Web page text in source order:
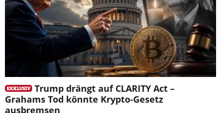
Trump drängt auf CLARITY Act –
Grahams Tod könnte Krypto-Gesetz
ausbremsen